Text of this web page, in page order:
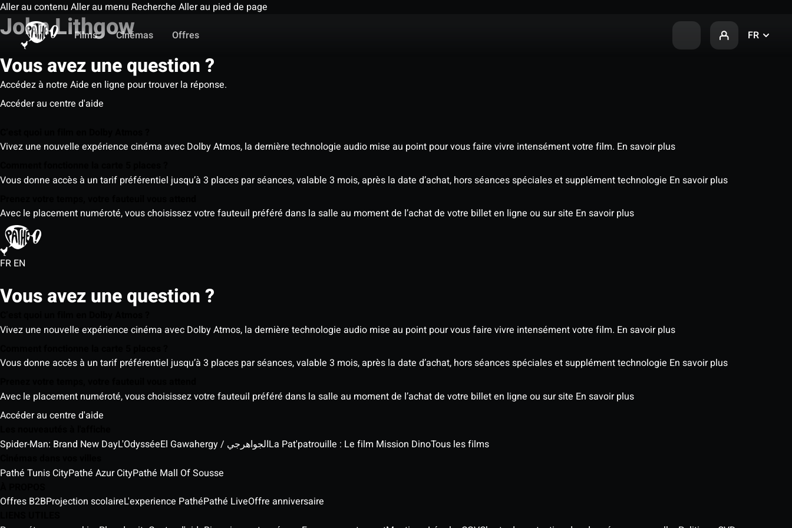
Aller au contenu Aller au menu Recherche Aller au pied de page
Films
Cinémas Offres FR
John Lithgow
Vous avez une question ?
Accédez à notre Aide en ligne pour trouver la réponse.
Accéder au centre d'aide
Vivez une nouvelle expérience cinéma avec Dolby Atmos, la dernière technologie audio mise au point pour vous faire vivre intensément votre film. En savoir plus
Vous donne accès à un tarif préférentiel jusqu’à 3 places par séances, valable 3 mois, après la date d’achat, hors séances spéciales et supplément technologie En savoir plus
Avec le placement numéroté, vous choisissez votre fauteuil préféré dans la salle au moment de l’achat de votre billet en ligne ou sur site En savoir plus
FR EN
Vous avez une question ?
Vivez une nouvelle expérience cinéma avec Dolby Atmos, la dernière technologie audio mise au point pour vous faire vivre intensément votre film. En savoir plus
Vous donne accès à un tarif préférentiel jusqu’à 3 places par séances, valable 3 mois, après la date d’achat, hors séances spéciales et supplément technologie En savoir plus
Avec le placement numéroté, vous choisissez votre fauteuil préféré dans la salle au moment de l’achat de votre billet en ligne ou sur site En savoir plus
Accéder au centre d'aide
Spider-Man: Brand New DayL'Odyssée El Gawahergy / الجواهرجيLa Pat'patrouille : Le film Mission DinoTous les films
Pathé Tunis CityPathé Azur CityPathé Mall Of Sousse
Offres B2BProjection scolaireL'experience PathéPathé LiveOffre anniversaire